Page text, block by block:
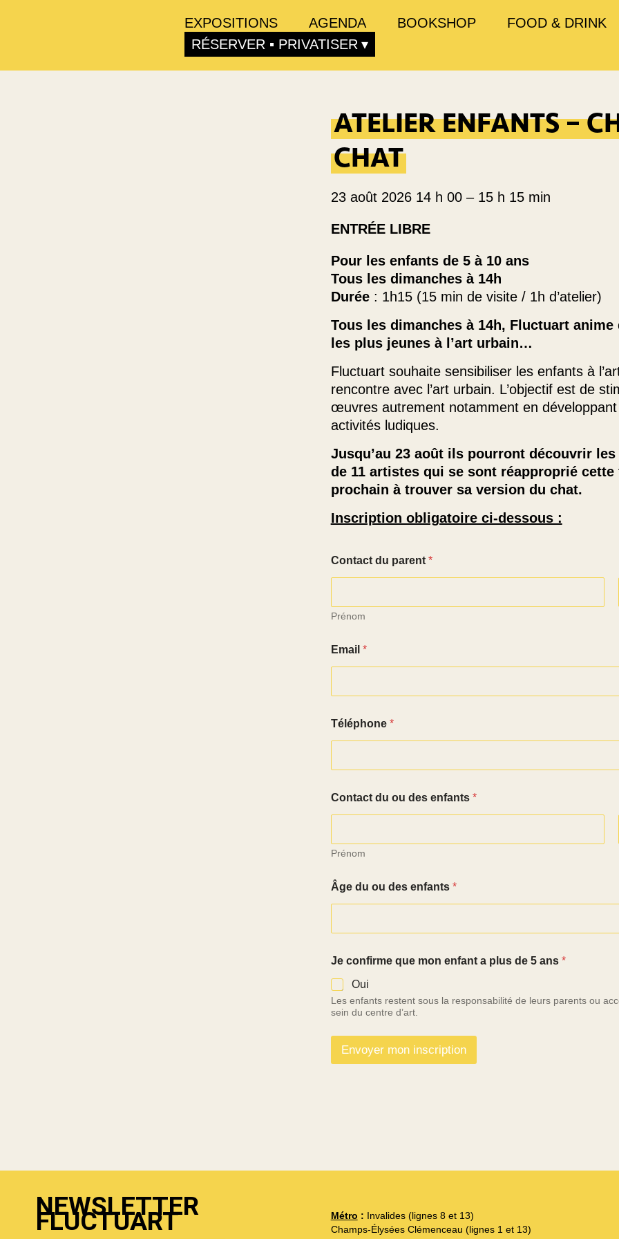
EXPOSITIONS AGENDA BOOKSHOP
FOOD & DRINK
RÉSERVER ▪ PRIVATISER
ATELIER ENFANTS –
CHAT
23 août 2026 14 h 00– 15 h 15 min
ENTRÉE LIBRE
Pour les enfants de 5 à 10 ans
Tous les dimanches à 14h
Durée: 1h15 (15 min de visite / 1h d’atelier)
Tous les dimanches à 14h, Fluctuart
les plus jeunes à l’art urbain…
Fluctuart souhaite sensibiliser les enfants à
rencontre avec l’art urbain. L’objectif est de
œuvres autrement notamment en
activités ludiques.
Jusqu’au 23 août ils pourront découvrir
de 11 artistes qui se sont réapproprié
prochain à trouver sa version du chat.
Inscription obligatoire ci-dessous :
Contact du parent *
Prénom
o
n
t
C
o
t
c
Email *
Téléphone *
Contact du ou des enfants *
Prénom
Âge du ou des enfants *
Je confirme que mon enfant a plus de 5 ans *
Oui
Les enfants restent sous la responsabilité de leurs parents ou
sein du centre d’art.
Envoyer mon inscription
NEWSLETTER
FLUCTUART Métro : Invalides (lignes 8 et 13)
Champs-Élysées Clémenceau (lignes 1 et 13)